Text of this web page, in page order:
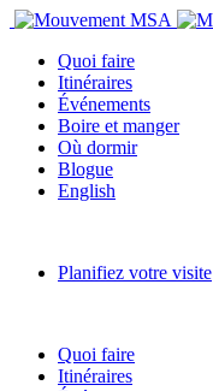
Quoi faire
Itinéraires
Événements
Boire et manger
Où dormir
Blogue
English
Planifiez votre visite
Quoi faire
Itinéraires